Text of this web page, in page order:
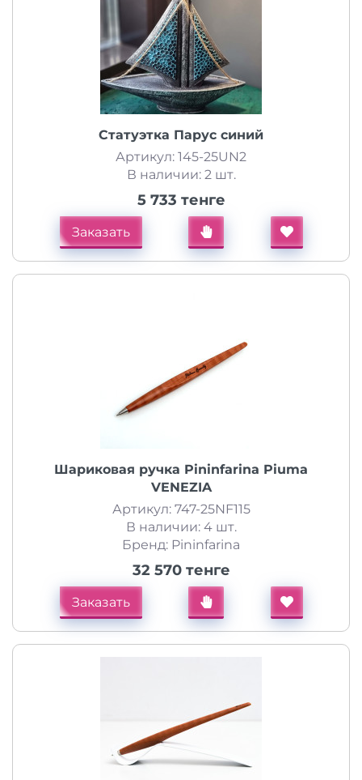
Статуэтка Парус синий
Артикул: 145-25UN2
В наличии: 2 шт.
5 733 тенге
Заказать
Шариковая ручка Pininfarina Piuma
VENEZIA
Артикул: 747-25NF115
В наличии: 4 шт.
Бренд: Pininfarina
32 570 тенге
Заказать